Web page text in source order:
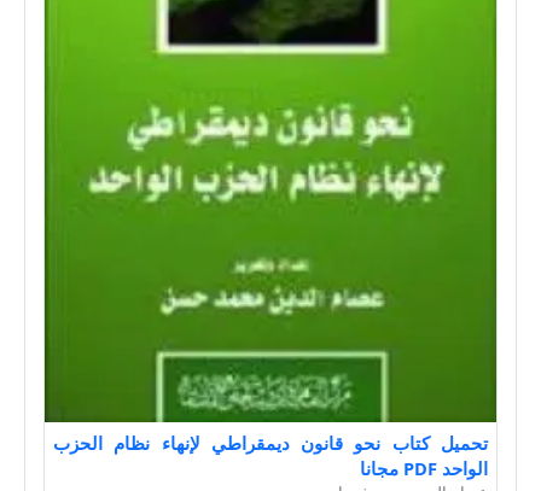
تحميل كتاب نحو قانون ديمقراطي لإنهاء نظام الحزب
الواحد PDF مجانا